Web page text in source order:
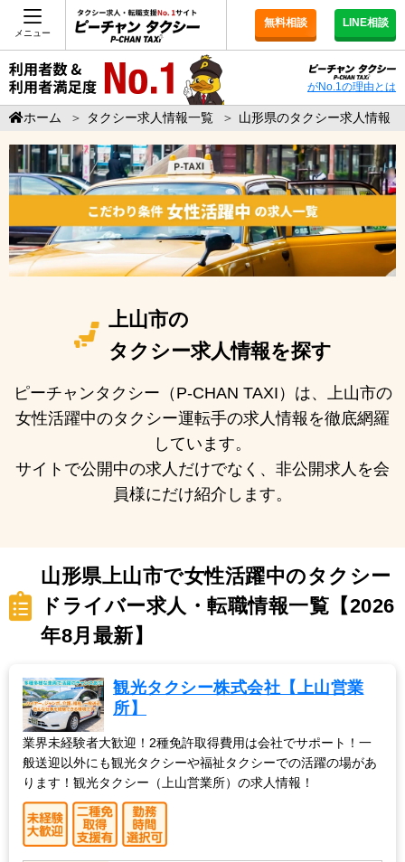
メニュー
無料相談 LINE相談
がNo.1の理由とは
ホーム ＞ タクシー求人情報一覧 ＞ 山形県のタクシー求人情報
上山市の
タクシー求人情報を探す
ピーチャンタクシー（P-CHAN TAXI）は、上山市の
女性活躍中のタクシー運転手の求人情報を徹底網羅
しています。
サイトで公開中の求人だけでなく、非公開求人を会
員様にだけ紹介します。
山形県上山市で女性活躍中のタクシー
ドライバー求人・転職情報一覧【2026
年8月最新】
観光タクシー株式会社【上山営業
所】
業界未経験者大歓迎！2種免許取得費用は会社でサポート！一
般送迎以外にも観光タクシーや福祉タクシーでの活躍の場があ
ります！観光タクシー（上山営業所）の求人情報！